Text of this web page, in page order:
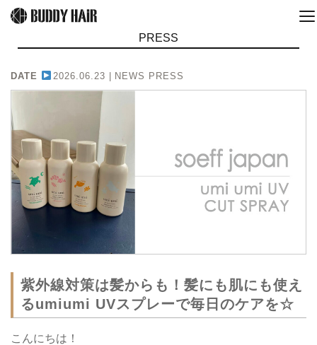
PRESS
DATE 2026.06.23 | NEWS PRESS
紫外線対策は髪からも！髪にも肌にも使え
るumiumi UVスプレーで毎日のケアを☆
こんにちは！